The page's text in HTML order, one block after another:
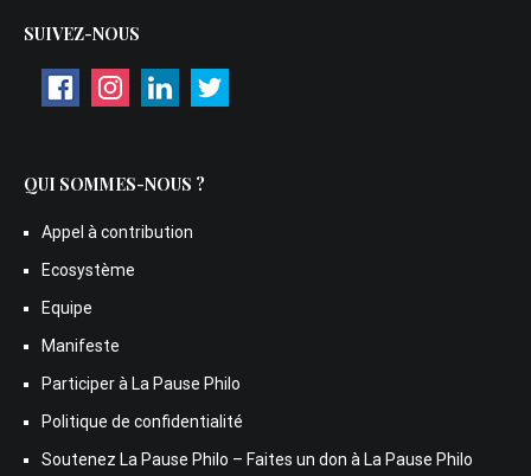
SUIVEZ-NOUS
QUI SOMMES-NOUS ?
Appel à contribution
Ecosystème
Equipe
Manifeste
Participer à La Pause Philo
Politique de confidentialité
Soutenez La Pause Philo – Faites un don à La Pause Philo